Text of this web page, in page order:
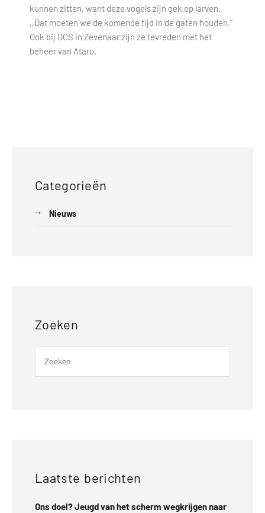
kunnen zitten, want deze vogels zijn gek op larven.
,,Dat moeten we de komende tijd in de gaten houden.”
Ook bij DCS in Zevenaar zijn ze tevreden met het
beheer van Ataro.
Categorieën
Nieuws
Zoeken
Laatste berichten
Ons doel? Jeugd van het scherm wegkrijgen naar